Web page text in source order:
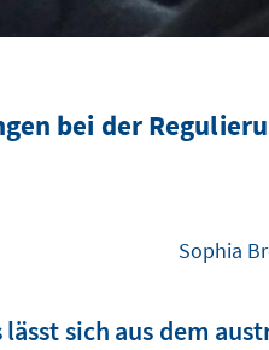
bei der
Sophia
lässt sich aus dem